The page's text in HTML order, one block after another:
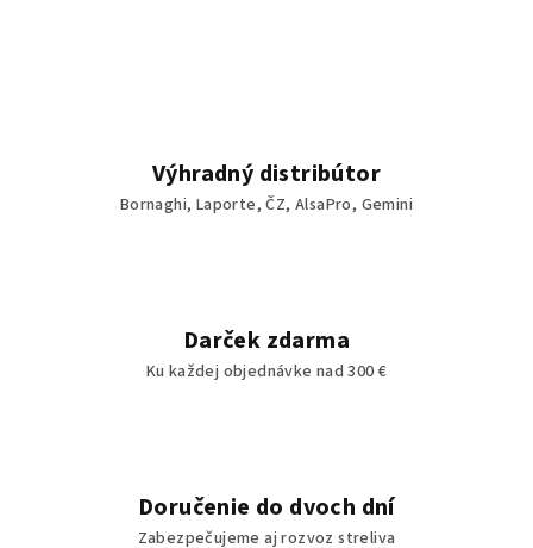
Výhradný distribútor
Bornaghi, Laporte, ČZ, AlsaPro, Gemini
Darček zdarma
Ku každej objednávke nad 300 €
Doručenie do dvoch dní
Zabezpečujeme aj rozvoz streliva